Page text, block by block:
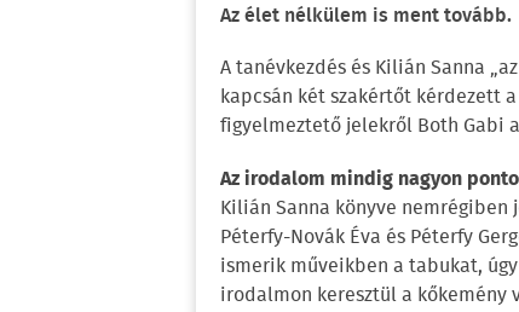
Az élet nélkülem is ment tovább.
A tanévkezdés és Kilián Sanna
kapcsán két szakértőt kérdezett
figyelmeztető jelekről Both Gabi a
Az irodalom mindig nagyon
Kilián Sanna könyve nemrégiben
Péterfy-Novák Éva és Péterfy
ismerik műveikben a tabukat,
irodalmon keresztül a kőkemény